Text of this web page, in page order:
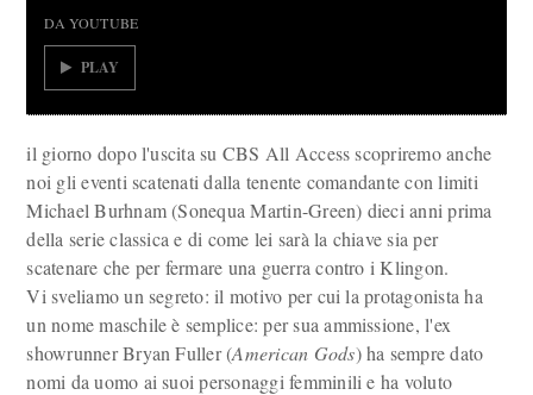
DA YOUTUBE
PLAY
il giorno dopo l'uscita su CBS All Access scopriremo anche
noi gli eventi scatenati dalla tenente comandante con limiti
Michael Burhnam (Sonequa Martin-Green) dieci anni prima
della serie classica e di come lei sarà la chiave sia per
scatenare che per fermare una guerra contro i Klingon.
Vi sveliamo un segreto: il motivo per cui la protagonista ha
un nome maschile è semplice: per sua ammissione, l'ex
showrunner Bryan Fuller (American Gods) ha sempre dato
nomi da uomo ai suoi personaggi femminili e ha voluto